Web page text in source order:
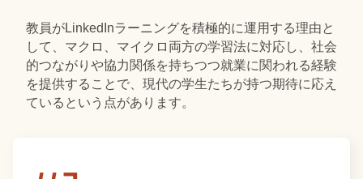
教員がLinkedInラーニングを積極的に運用する理由と
して、マクロ、マイクロ両方の学習法に対応し、社会
的つながりや協力関係を持ちつつ就業に関われる経験
を提供することで、現代の学生たちが持つ期待に応え
ているという点があります。